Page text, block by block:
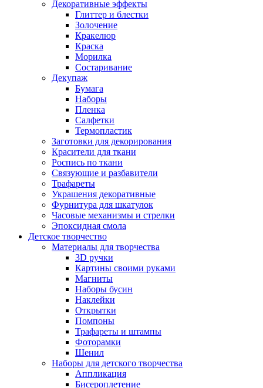
Декоративные эффекты
Глиттер и блестки
Золочение
Кракелюр
Краска
Морилка
Состаривание
Декупаж
Бумага
Наборы
Пленка
Салфетки
Термопластик
Заготовки для декорирования
Красители для ткани
Роспись по ткани
Связующие и разбавители
Трафареты
Украшения декоративные
Фурнитура для шкатулок
Часовые механизмы и стрелки
Эпоксидная смола
Детское творчество
Материалы для творчества
3D ручки
Картины своими руками
Магниты
Наборы бусин
Наклейки
Открытки
Помпоны
Трафареты и штампы
Фоторамки
Шенил
Наборы для детского творчества
Аппликация
Бисероплетение